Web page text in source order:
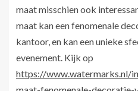
maat misschien ook
maat kan een fenomenale
kantoor, en kan een unieke
evenement. Kijk op
https://www.watermarks.nl/